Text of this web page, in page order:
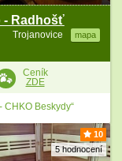
- Radhošť
Trojanovice mapa
Ceník
ZDE
Beskydy“
10
5 hodnocení